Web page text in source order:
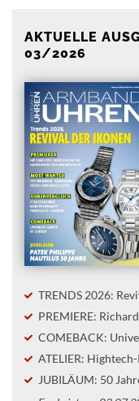
AKTUELLE
03/2026
TRENDS 2026:
PREMIERE:
COMEBACK:
ATELIER:
JUBILÄUM: 50